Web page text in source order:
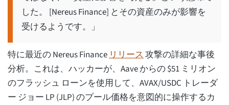
した。 [Nereus Finance] とその資産のみが影響を
受けるようです。」
特に最近の Nereus Financeリリース攻撃の詳細な事後
分析。これは、ハッカーが、Aave からの $51 ミリオン
のフラッシュ ローンを使用して、AVAX/USDC トレーダ
ー ジョー LP (JLP) のプール価格を意図的に操作するカ